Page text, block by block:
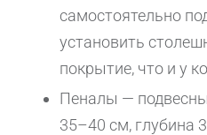
самостоятельно
установить
покрытие, что и у
Пеналы —
35–40 см, глубина